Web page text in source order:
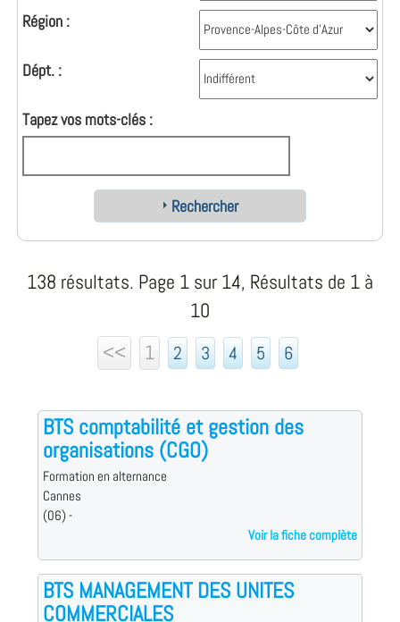
Région :
Dépt. :
Tapez vos mots-clés :
Rechercher
138 résultats. Page 1 sur 14, Résultats de 1 à
10
<<
1 2 3 4 5 6
BTS comptabilité et gestion des
organisations (CGO)
Formation en alternance
Cannes
(06) -
Voir la fiche complète
BTS MANAGEMENT DES UNITES
COMMERCIALES